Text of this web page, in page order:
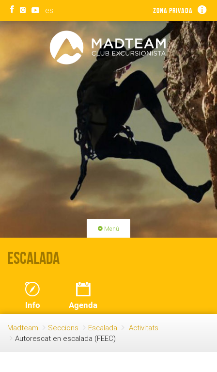
es Zona privada
Menú
FES-TE SOCI
Escalada
Info Agenda
Madteam Seccions Escalada
Activitats
Autorescat en escalada (FEEC)